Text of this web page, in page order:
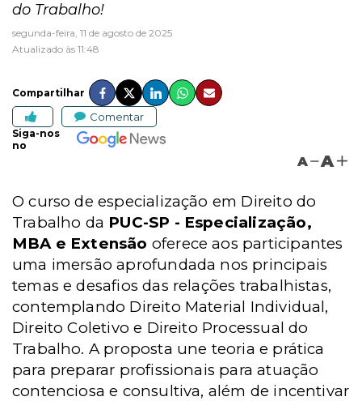
do Trabalho!
segunda-feira, 11 de agosto de 2025
Atualizado às 11:48
Compartilhar
Comentar
Siga-nos
no
A A
O curso de especialização em Direito do
Trabalho da PUC-SP - Especialização,
MBA e Extensão oferece aos participantes
uma imersão aprofundada nos principais
temas e desafios das relações trabalhistas,
contemplando Direito Material Individual,
Direito Coletivo e Direito Processual do
Trabalho. A proposta une teoria e prática
para preparar profissionais para atuação
contenciosa e consultiva, além de incentivar